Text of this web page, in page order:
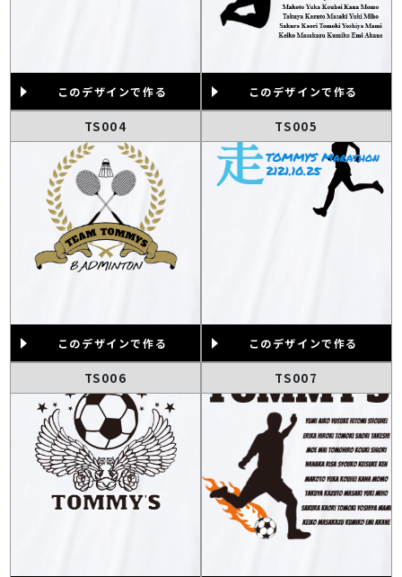
このデザインで作る このデザインで作る
TS004
このデザインで作る
TS005
このデザインで作る
TS006 TS007